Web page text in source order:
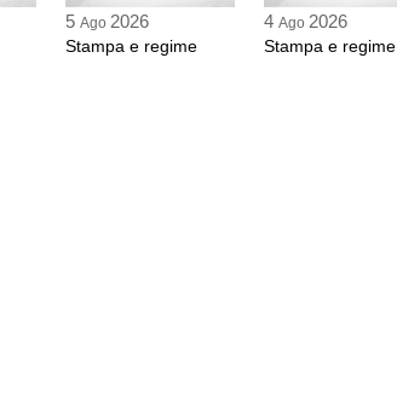
5 Ago 2026
Stampa e regime
4 Ago 2026
Stampa e regime